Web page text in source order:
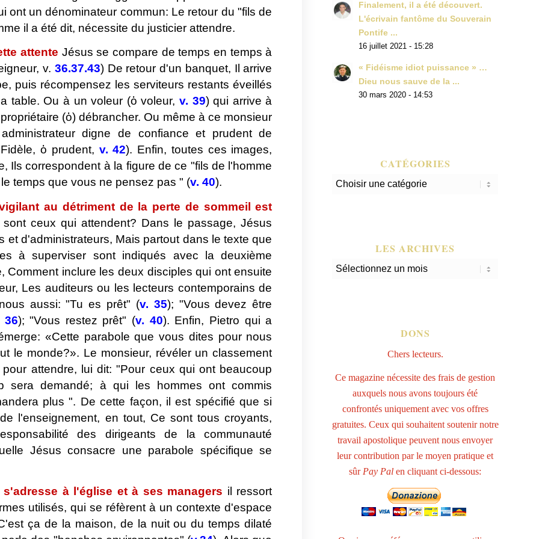
ont un dénominateur commun: Le retour du "fils de
il a été dit, nécessite du justicier attendre.
attente Jésus se compare de temps en temps à
v. 36.37.43) De retour d'un banquet, Il arrive
puis récompensez les serviteurs restants éveillés
table. Ou à un voleur (ὁ voleur, v. 39) qui arrive à
(ὁ) débrancher. Ou même à ce monsieur
digne de confiance et prudent de
ὁ prudent, v. 42). Enfin, toutes ces images,
Ils correspondent à la figure de ce "fils de l'homme
temps que vous ne pensez pas " (v. 40).
au détriment de la perte de sommeil est
ceux qui attendent? Dans le passage, Jésus
et d'administrateurs, Mais partout dans le texte que
à superviser sont indiqués avec la deuxième
Comment inclure les deux disciples qui ont ensuite
Les auditeurs ou les lecteurs contemporains de
aussi: "Tu es prêt" (v. 35); "Vous devez être
36); "Vous restez prêt" (v. 40). Enfin, Pietro qui a
«Cette parabole que vous dites pour nous
le monde?». Le monsieur, révéler un classement
attendre, lui dit: "Pour ceux qui ont beaucoup
sera demandé; à qui les hommes ont commis
plus ". De cette façon, il est spécifié que si
l'enseignement, en tout, Ce sont tous croyants,
des dirigeants de la communauté
Jésus consacre une parabole spécifique se
à l'église et à ses managers il ressort
utilisés, qui se réfèrent à un contexte d'espace
ça de la maison, de la nuit ou du temps dilaté
Finalement, il a été découvert.
L'écrivain fantôme du Souverain
Pontife ...
16 juillet 2021 - 15:28
« Fidéisme idiot puissance » …
Dieu nous sauve de la ...
30 mars 2020 - 14:53
CATÉGORIES
Catégories
LES ARCHIVES
DONS
Chers lecteurs.
Ce magazine nécessite des frais de gestion
auxquels nous avons toujours été
confrontés uniquement avec vos offres
gratuites. Ceux qui souhaitent soutenir notre
travail apostolique peuvent nous envoyer
leur contribution par le moyen pratique et
sûrPay Pal en cliquant ci-dessous: